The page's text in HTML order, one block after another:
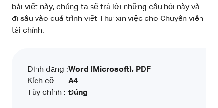
bài viết này, chúng ta sẽ trả lời những câu hỏi này và
đi sâu vào quá trình viết Thư xin việc cho Chuyên viên
tài chính.
Định dạng :
Kích cỡ :
Tùy chỉnh :
Word (Microsoft), PDF
A4
Đúng